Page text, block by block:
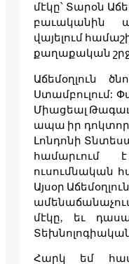
մէկը՝ Տարօն
բաւականին
վայելում
քաղաքական
Աճեմօղլուն
Ստամբուլում:
Միացեալ
ապա իր
Լոնդոնի
համարւում
ուսումնական
Այսօր
մէկը, եւ
Հարկ եմ